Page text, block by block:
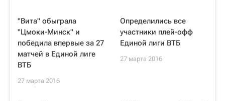
"Вита" обыграла
"Цмоки-Минск" и
победила впервые за 27
матчей в Единой лиге
ВТБ
27 марта 2016
Определились все
участники плей-офф
Единой лиги ВТБ
27 марта 2016